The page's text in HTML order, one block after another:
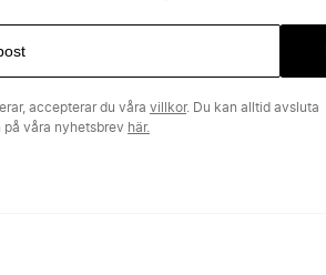
accepterar du våra villkor. Du kan alltid avsluta
på våra nyhetsbrev här.